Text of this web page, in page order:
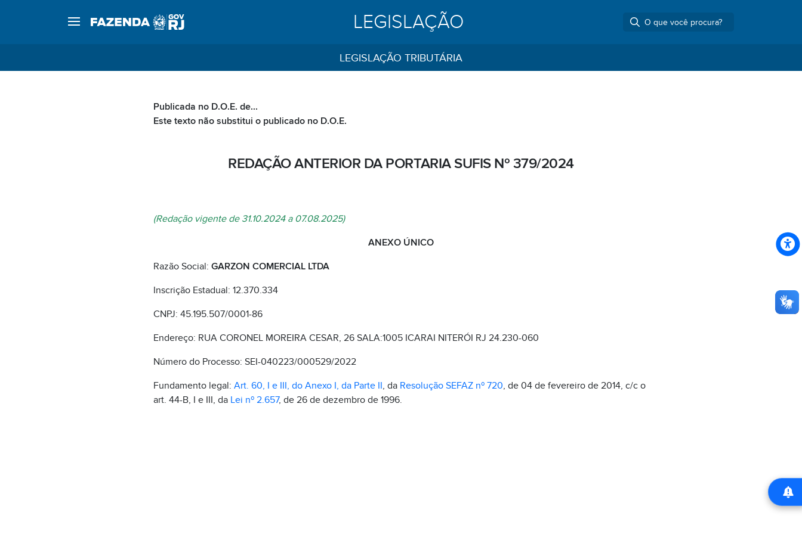
LEGISLAÇÃO
LEGISLAÇÃO TRIBUTÁRIA
Publicada no D.O.E. de...
Este texto não substitui o publicado no D.O.E.
REDAÇÃO ANTERIOR DA PORTARIA SUFIS Nº 379/2024
(Redação vigente de 31.10.2024 a 07.08.2025)
ANEXO ÚNICO
Razão Social: GARZON COMERCIAL LTDA
Inscrição Estadual: 12.370.334
CNPJ: 45.195.507/0001-86
Endereço: RUA CORONEL MOREIRA CESAR, 26 SALA:1005 ICARAI NITERÓI RJ 24.230-060
Número do Processo: SEI-040223/000529/2022
Fundamento legal: Art. 60, I e III, do Anexo I, da Parte II, da Resolução SEFAZ nº 720, de 04 de fevereiro de 2014, c/c o
art. 44-B, I e III, da Lei nº 2.657, de 26 de dezembro de 1996.